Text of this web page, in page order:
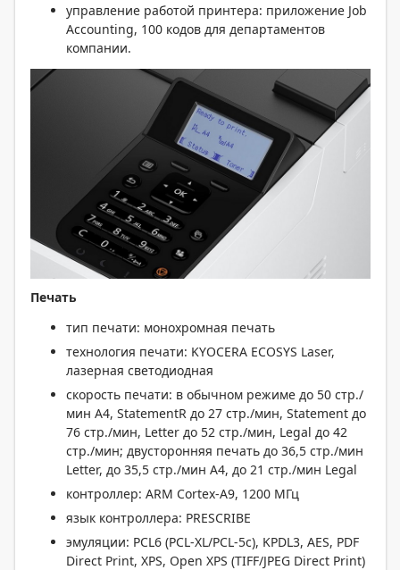
управление работой принтера: приложение Job
Accounting, 100 кодов для департаментов
компании.
Печать
тип печати: монохромная печать
технология печати: KYOCERA ECOSYS Laser,
лазерная светодиодная
скорость печати: в обычном режиме до 50 стр./
мин A4, StatementR до 27 стр./мин, Statement до
76 стр./мин, Letter до 52 стр./мин, Legal до 42
стр./мин; двусторонняя печать до 36,5 стр./мин
Letter, до 35,5 стр./мин A4, до 21 стр./мин Legal
контроллер: ARM Cortex-A9, 1200 МГц
язык контроллера: PRESCRIBE
эмуляции: PCL6 (PCL-XL/PCL-5c), KPDL3, AES, PDF
Direct Print, XPS, Open XPS (TIFF/JPEG Direct Print)